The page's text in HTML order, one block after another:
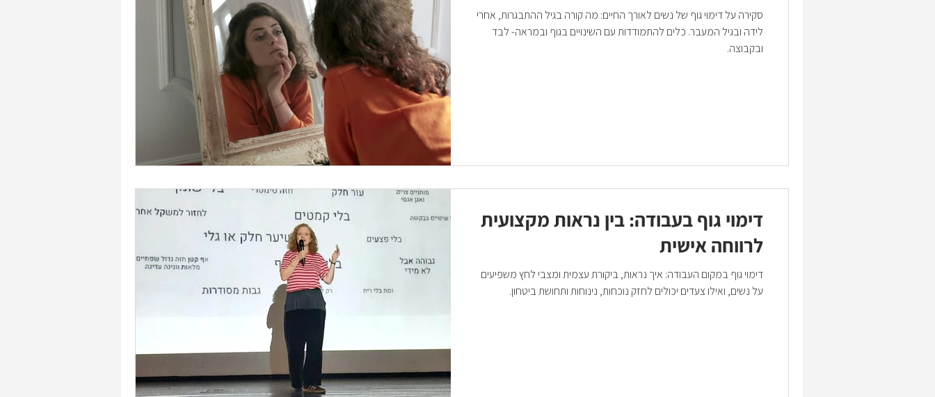
סקירה על דימוי גוף של נשים לאורך החיים: מה קורה בגיל ההתבגרות, אחרי
לידה ובגיל המעבר. כלים להתמודדות עם השינויים בגוף ובמראה- לבד
ובקבוצה.
דימוי גוף בעבודה: בין נראות מקצועית
לרווחה אישית
דימוי גוף במקום העבודה: איך נראות, ביקורת עצמית ומצבי לחץ משפיעים
על נשים, ואילו צעדים יכולים לחזק נוכחות, נינוחות ותחושת ביטחון.